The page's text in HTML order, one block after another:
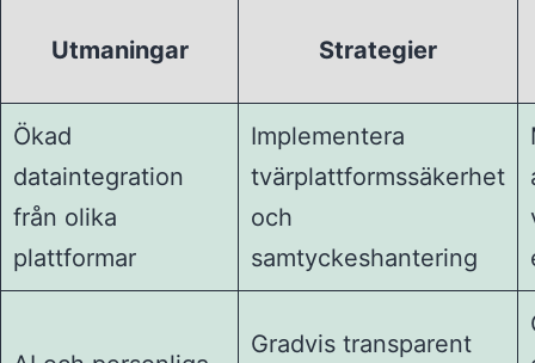
Utmaningar Strategier
Ökad
dataintegration
från olika
plattformar
Implementera
tvärplattformssäkerhet
och
samtyckeshantering
Gradvis transparent